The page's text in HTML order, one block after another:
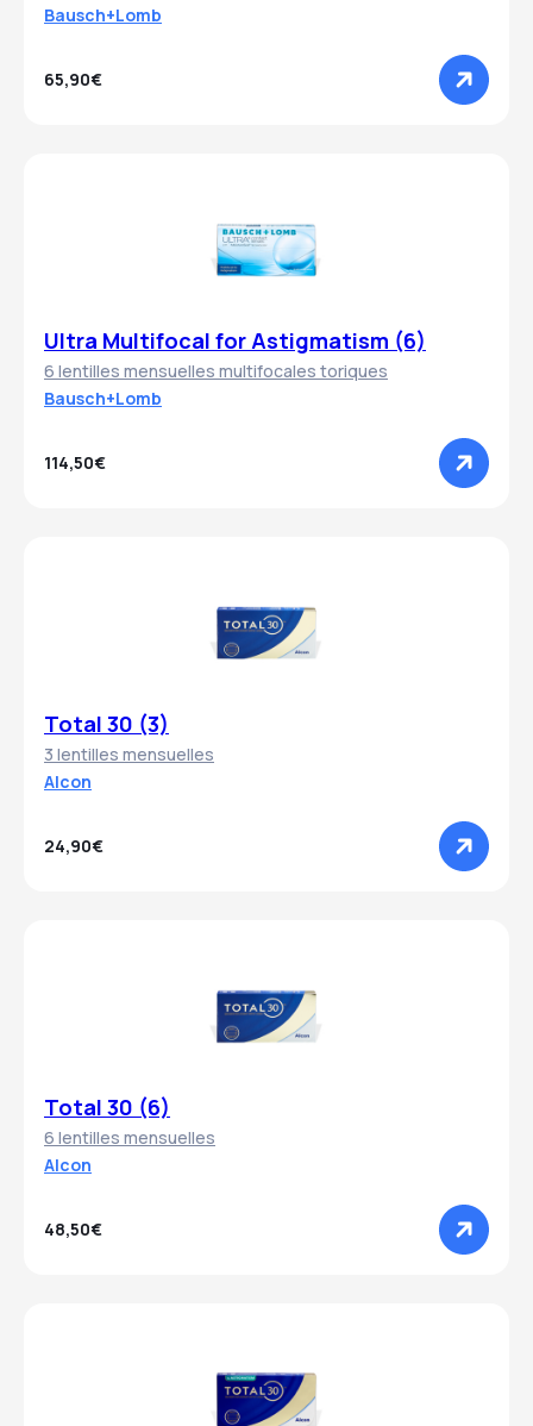
Bausch+Lomb
65,90€
Ultra Multifocal for Astigmatism (6)
6 lentilles mensuelles multifocales toriques
Bausch+Lomb
114,50€
Total 30 (3)
3 lentilles mensuelles
Alcon
24,90€
Total 30 (6)
6 lentilles mensuelles
Alcon
48,50€